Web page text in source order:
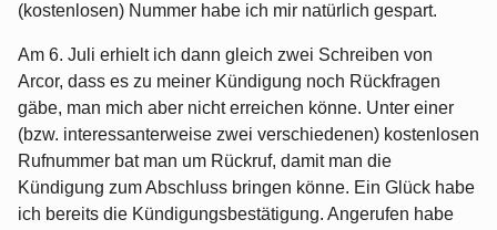
(kostenlosen) Nummer habe ich mir natürlich gespart.
Am 6. Juli erhielt ich dann gleich zwei Schreiben von
Arcor, dass es zu meiner Kündigung noch Rückfragen
gäbe, man mich aber nicht erreichen könne. Unter einer
(bzw. interessanterweise zwei verschiedenen) kostenlosen
Rufnummer bat man um Rückruf, damit man die
Kündigung zum Abschluss bringen könne. Ein Glück habe
ich bereits die Kündigungsbestätigung. Angerufen habe